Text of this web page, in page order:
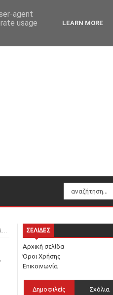
ΣΕΛΙΔΕΣ
Αρχική σελίδα
Όροι Χρήσης
Επικοινωνία
Δημοφιλείς Σχόλια
agent
usage
LEARN MORE